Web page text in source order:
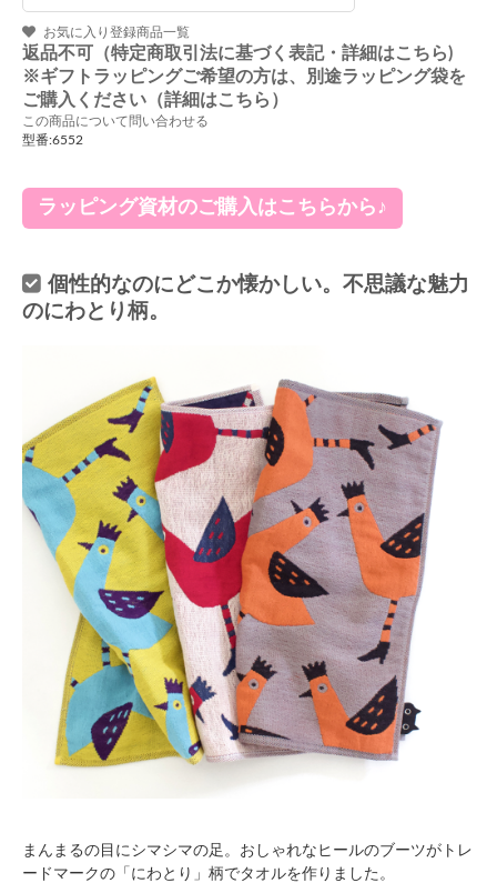
お気に入り登録商品一覧
返品不可（特定商取引法に基づく表記・詳細はこちら)
※ギフトラッピングご希望の方は、別途ラッピング袋を
ご購入ください（詳細はこちら）
この商品について問い合わせる
型番:6552
ラッピング資材のご購入はこちらから♪
個性的なのにどこか懐かしい。不思議な魅力
のにわとり柄。
まんまるの目にシマシマの足。おしゃれなヒールのブーツがトレ
ードマークの「にわとり」柄でタオルを作りました。